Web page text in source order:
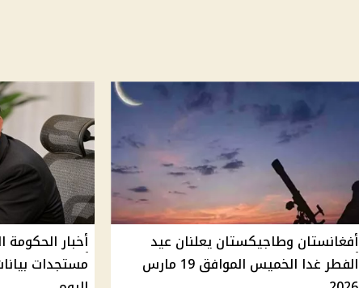
أفغانستان وطاجيكستان يعلنان عيد
الفطر غدا الخميس الموافق 19 مارس
أخبار
مستجدات